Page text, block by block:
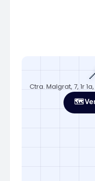
Ctra. Malgrat, 7, 1r
🗺️